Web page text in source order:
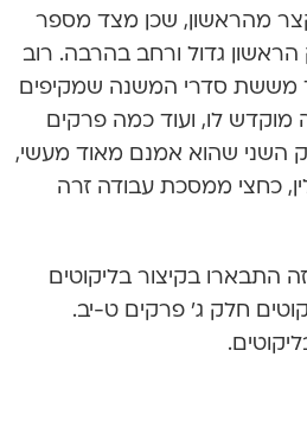
מהראשון, שכן מצד מספר
גדול ורחב בהרבה. רוב
מששת סדרי המשנה שמקיפים
לו, ועוד כמה פרקים
השני שהוא אמנם מאוד מעשי,
כחצי ממסכת עבודה זרה
התבארו בקיצור בליקוטים
חלק ג’ פרקים ט-יב.